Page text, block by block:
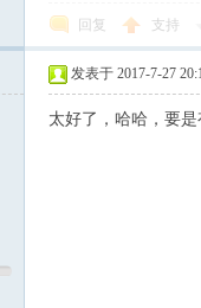
回复 支持
发表于 2017-7-27
太好了，哈哈，要